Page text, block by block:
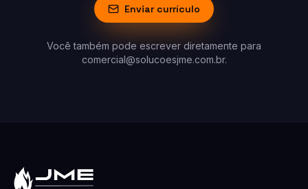
Enviar currículo
Você também pode escrever diretamente para
comercial@solucoesjme.com.br.